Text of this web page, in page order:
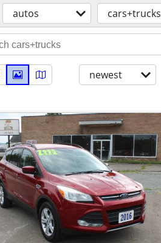
autos cars+trucks
newest